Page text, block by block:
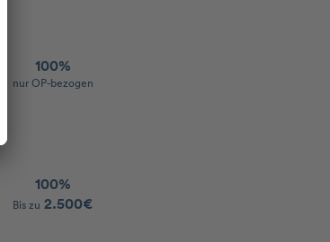
100%
nur OP-bezogen
100%
Bis zu 2.500€